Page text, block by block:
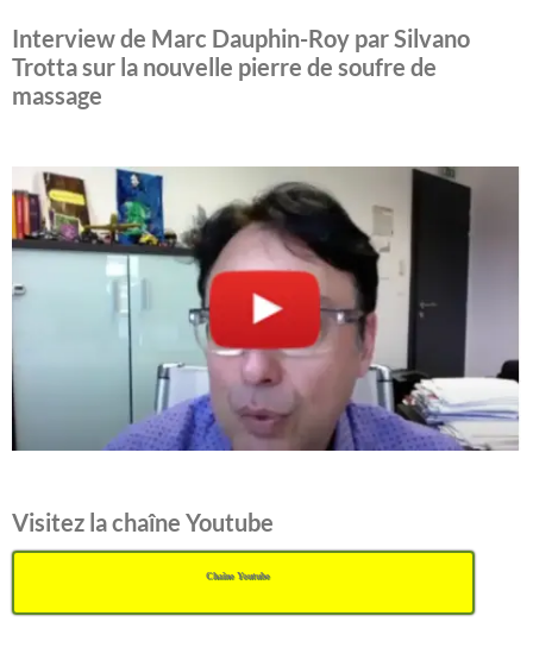
Interview de Marc Dauphin-Roy par Silvano
Trotta sur la nouvelle pierre de soufre de
massage
Visitez la chaîne Youtube
Chaîne Youtube